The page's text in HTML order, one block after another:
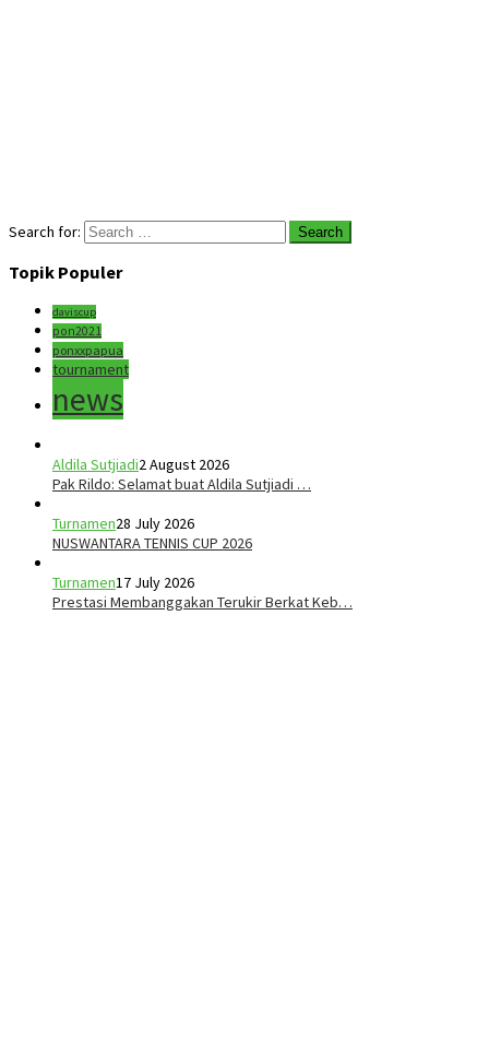
Search for:
Topik Populer
daviscup
pon2021
ponxxpapua
tournament
news
Aldila Sutjiadi2 August 2026
Pak Rildo: Selamat buat Aldila Sutjiadi …
Turnamen28 July 2026
NUSWANTARA TENNIS CUP 2026
Turnamen17 July 2026
Prestasi Membanggakan Terukir Berkat Keb…